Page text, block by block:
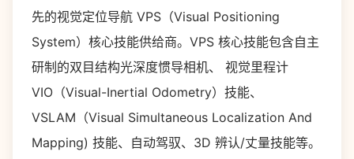
先的视觉定位导航 VPS（Visual Positioning
System）核心技能供给商。VPS 核心技能包含自主
研制的双目结构光深度惯导相机、 视觉里程计
VIO（Visual-Inertial Odometry）技能、
VSLAM（Visual Simultaneous Localization And
Mapping) 技能、自动驾驭、3D 辨认/丈量技能等。